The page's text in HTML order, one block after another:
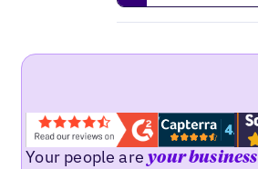
Your people areyour business